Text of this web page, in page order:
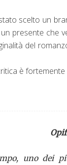
scelto un
presente che
del
è
uno dei